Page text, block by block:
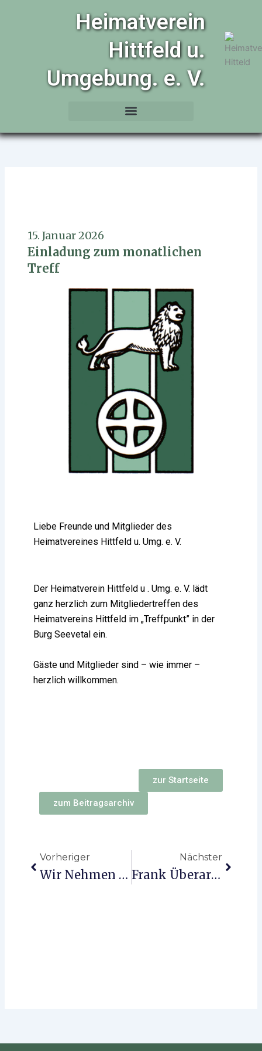
Heimatverein
Hittfeld u.
Umgebung. e. V.
15. Januar 2026
Einladung zum monatlichen
Treff
Liebe Freunde und Mitglieder des
Heimatvereines Hittfeld u. Umg. e. V.
Der Heimatverein Hittfeld u . Umg. e. V. lädt
ganz herzlich zum Mitgliedertreffen des
Heimatvereins Hittfeld im „Treffpunkt” in der
Burg Seevetal ein.
Gäste und Mitglieder sind – wie immer –
herzlich willkommen.
zur Startseite
zum Beitragsarchiv
Vorheriger
Wir Nehmen Abschied …
Nächster
Frank Überarbeitet Die Webseite Für Euch …